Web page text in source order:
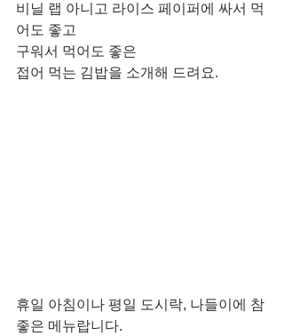
비닐 랩 아니고 라이스 페이퍼에 싸서 먹
어도 좋고
구워서 먹어도 좋은
접어 먹는 김밥을 소개해 드려요.
휴일 아침이나 평일 도시락, 나들이에 참
좋은 메뉴랍니다.